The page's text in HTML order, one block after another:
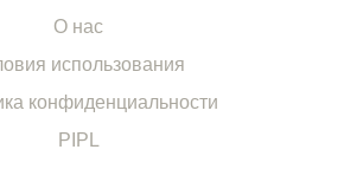
О нас
использования
конфиденциальности
PIPL